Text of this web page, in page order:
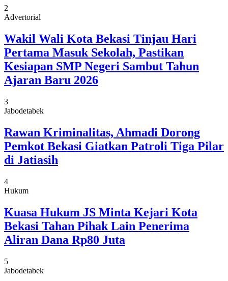
2
Advertorial
Wakil Wali Kota Bekasi Tinjau Hari
Pertama Masuk Sekolah, Pastikan
Kesiapan SMP Negeri Sambut Tahun
Ajaran Baru 2026
3
Jabodetabek
Rawan Kriminalitas, Ahmadi Dorong
Pemkot Bekasi Giatkan Patroli Tiga Pilar
di Jatiasih
4
Hukum
Kuasa Hukum JS Minta Kejari Kota
Bekasi Tahan Pihak Lain Penerima
Aliran Dana Rp80 Juta
5
Jabodetabek